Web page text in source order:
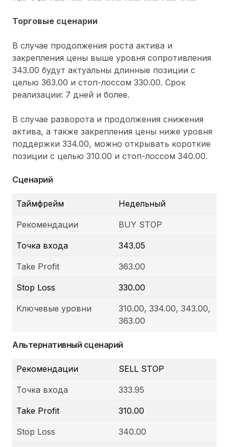
Торговые сценарии
В случае продолжения роста актива и
закрепления цены выше уровня сопротивления
343.00 будут актуальны длинные позиции с
целью 363.00 и стоп-лоссом 330.00. Срок
реализации: 7 дней и более.
В случае разворота и продолжения снижения
актива, а также закрепления цены ниже уровня
поддержки 334.00, можно открывать короткие
позиции с целью 310.00 и стоп-лоссом 340.00.
Сценарий
Таймфрейм Недельный
Рекомендации BUY STOP
Точка входа 343.05
Take Profit 363.00
Stop Loss 330.00
Ключевые уровни
310.00, 334.00, 343.00,
363.00
Альтернативный сценарий
Рекомендации SELL STOP
Точка входа 333.95
Take Profit 310.00
Stop Loss 340.00